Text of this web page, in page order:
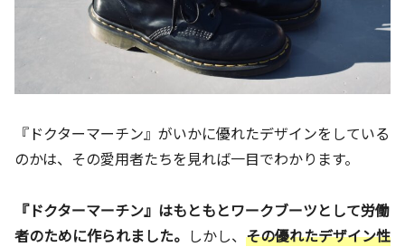
『ドクターマーチン』がいかに優れたデザインをしている
のかは、その愛用者たちを見れば一目でわかります。
『ドクターマーチン』はもともとワークブーツとして労働
者のために作られました。 しかし、 その優れたデザイン性